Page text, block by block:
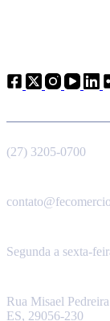
(27) 3205-0700
Segunda a sexta-
Rua Misael
ES, 29056-230